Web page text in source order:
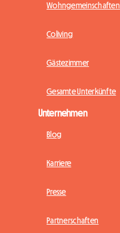
Wohngemeinschaften
Coliving
Gästezimmer
Gesamte Unterkünfte
Unternehmen
Blog
Karriere
Presse
Partnerschaften